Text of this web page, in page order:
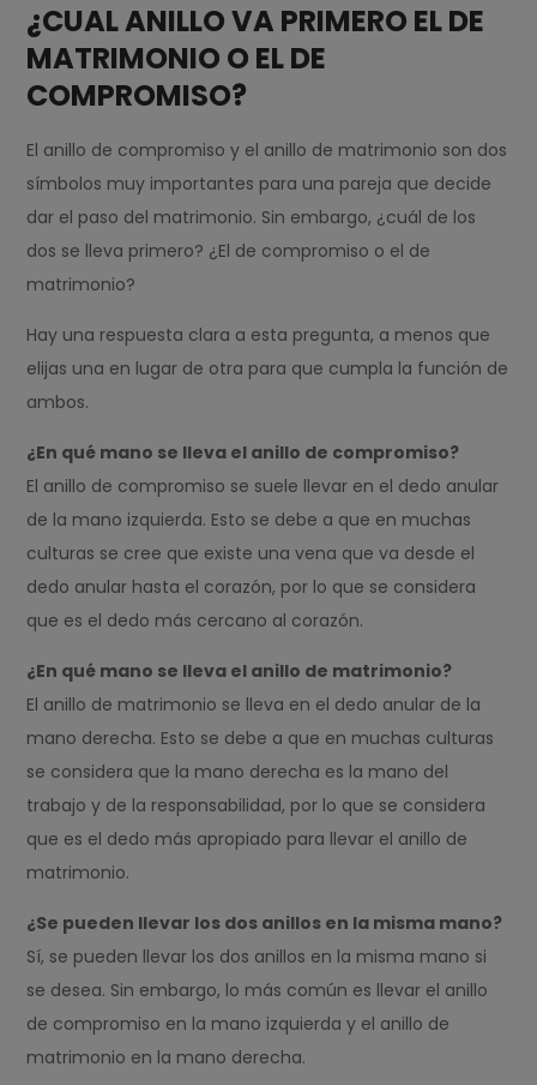
¿CUAL ANILLO VA PRIMERO EL DE
MATRIMONIO O EL DE
COMPROMISO?
El anillo de compromiso y el anillo de matrimonio son dos
símbolos muy importantes para una pareja que decide
dar el paso del matrimonio. Sin embargo, ¿cuál de los
dos se lleva primero? ¿El de compromiso o el de
matrimonio?
Hay una respuesta clara a esta pregunta, a menos que
elijas una en lugar de otra para que cumpla la función de
ambos.
¿En qué mano se lleva el anillo de compromiso?
El anillo de compromiso se suele llevar en el dedo anular
de la mano izquierda. Esto se debe a que en muchas
culturas se cree que existe una vena que va desde el
dedo anular hasta el corazón, por lo que se considera
que es el dedo más cercano al corazón.
¿En qué mano se lleva el anillo de matrimonio?
El anillo de matrimonio se lleva en el dedo anular de la
mano derecha. Esto se debe a que en muchas culturas
se considera que la mano derecha es la mano del
trabajo y de la responsabilidad, por lo que se considera
que es el dedo más apropiado para llevar el anillo de
matrimonio.
¿Se pueden llevar los dos anillos en la misma mano?
Sí, se pueden llevar los dos anillos en la misma mano si
se desea. Sin embargo, lo más común es llevar el anillo
de compromiso en la mano izquierda y el anillo de
matrimonio en la mano derecha.